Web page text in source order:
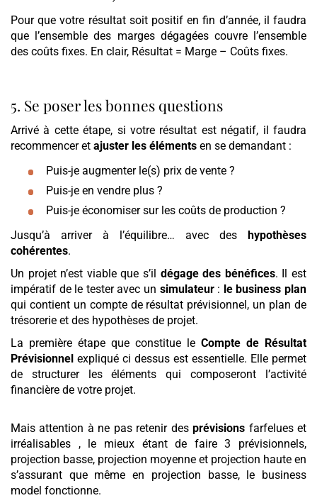
Pour que votre résultat soit positif en fin d’année, il faudra
que l’ensemble des marges dégagées couvre l’ensemble
des coûts fixes. En clair, Résultat = Marge – Coûts fixes.
5. Se poser les bonnes questions
Arrivé à cette étape, si votre résultat est négatif, il faudra
recommencer et ajuster les éléments en se demandant :
Puis-je augmenter le(s) prix de vente ?
Puis-je en vendre plus ?
Puis-je économiser sur les coûts de production ?
Jusqu’à arriver à l’équilibre… avec des hypothèses
cohérentes.
Un projet n’est viable que s’il dégage des bénéfices. Il est
impératif de le tester avec un simulateur: le business plan
qui contient un compte de résultat prévisionnel, un plan de
trésorerie et des hypothèses de projet.
La première étape que constitue le Compte de Résultat
Prévisionnel expliqué ci dessus est essentielle. Elle permet
de structurer les éléments qui composeront l’activité
financière de votre projet.
Mais attention à ne pas retenir desprévisions farfelues et
irréalisables , le mieux étant de faire 3 prévisionnels,
projection basse, projection moyenne et projection haute en
s’assurant que même en projection basse, le business
model fonctionne.